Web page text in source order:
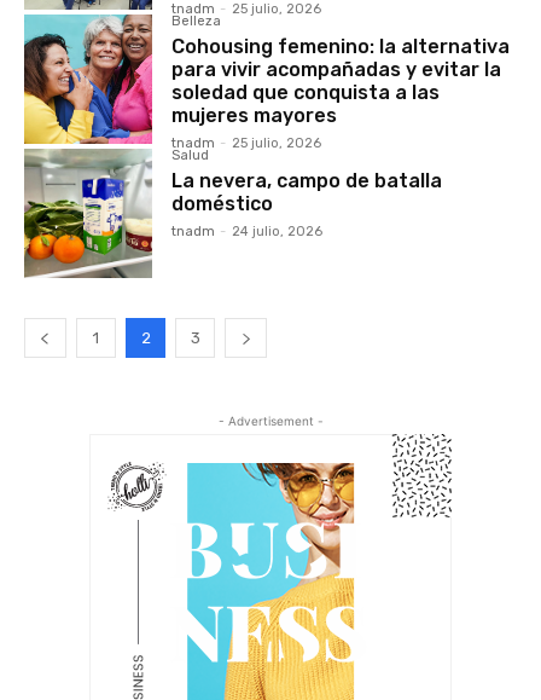
tnadm - 25 julio, 2026
Belleza
Cohousing femenino: la alternativa
para vivir acompañadas y evitar la
soledad que conquista a las
mujeres mayores
tnadm - 25 julio, 2026
Salud
La nevera, campo de batalla
doméstico
tnadm - 24 julio, 2026
1 2 3
- Advertisement -